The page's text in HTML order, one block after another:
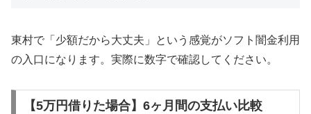
東村で「少額だから大丈夫」という感覚がソフト闇金利用
の入口になります。実際に数字で確認してください。
【5万円借りた場合】6ヶ月間の支払い比較